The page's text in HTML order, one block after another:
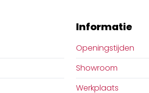
Informatie
Openingstijden
Showroom
Werkplaats